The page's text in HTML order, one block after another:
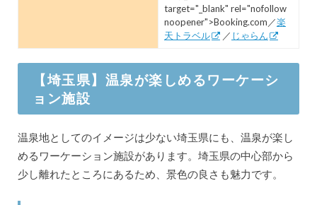
target="_blank" rel="nofollow
noopener">Booking.com／楽
天トラベル
／ じゃらん
【埼玉県】温泉が楽しめるワーケーシ
ョン施設
温泉地としてのイメージは少ない埼玉県にも、温泉が楽し
めるワーケーション施設があります。埼玉県の中心部から
少し離れたところにあるため、景色の良さも魅力です。